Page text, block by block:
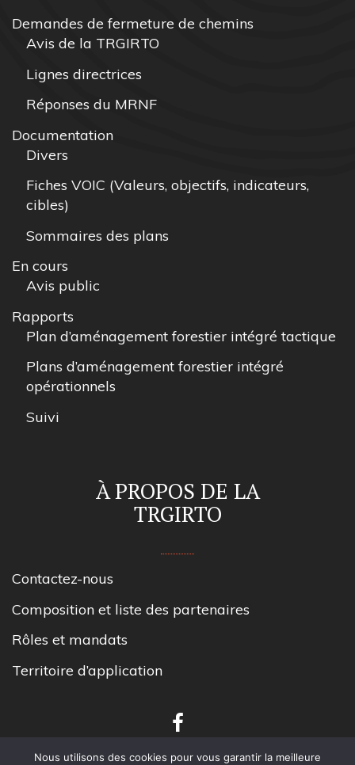
Demandes de fermeture de chemins
Avis de la TRGIRTO
Lignes directrices
Réponses du MRNF
Documentation
Divers
Fiches VOIC (Valeurs, objectifs, indicateurs,
cibles)
Sommaires des plans
En cours
Avis public
Rapports
Plan d’aménagement forestier intégré tactique
Plans d’aménagement forestier intégré
opérationnels
Suivi
À PROPOS DE LA
TRGIRTO
Contactez-nous
Composition et liste des partenaires
Rôles et mandats
Territoire d’application
Nous utilisons des cookies pour vous garantir la meilleure